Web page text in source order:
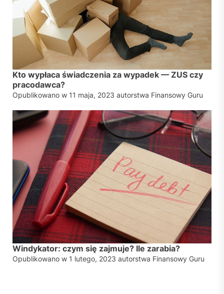
Kto wypłaca świadczenia za wypadek — ZUS czy
pracodawca?
Opublikowano w 11 maja, 2023 autorstwa Finansowy Guru
Windykator: czym się zajmuje? Ile zarabia?
Opublikowano w 1 lutego, 2023 autorstwa Finansowy Guru